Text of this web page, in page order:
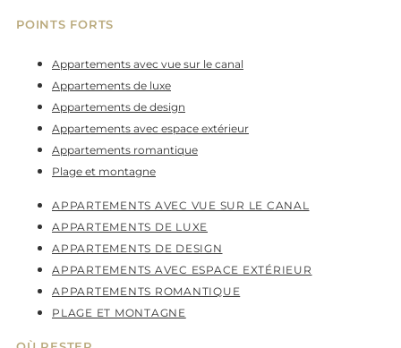
POINTS FORTS
Appartements avec vue sur le canal
Appartements de luxe
Appartements de design
Appartements avec espace extérieur
Appartements romantique
Plage et montagne
APPARTEMENTS AVEC VUE SUR LE CANAL
APPARTEMENTS DE LUXE
APPARTEMENTS DE DESIGN
APPARTEMENTS AVEC ESPACE EXTÉRIEUR
APPARTEMENTS ROMANTIQUE
PLAGE ET MONTAGNE